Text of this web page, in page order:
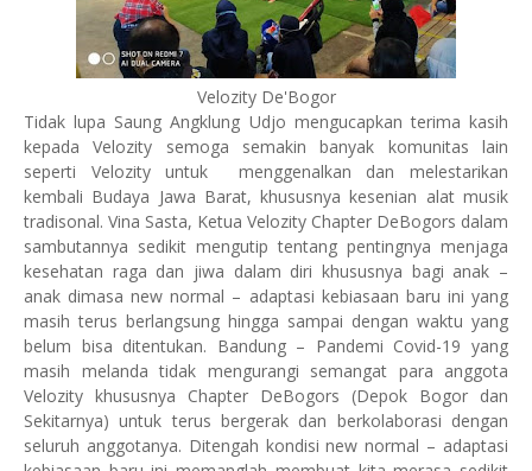
Velozity De'Bogor
Tidak lupa Saung Angklung Udjo mengucapkan terima kasih
kepada Velozity semoga semakin banyak komunitas lain
seperti Velozity untuk menggenalkan dan melestarikan
kembali Budaya Jawa Barat, khususnya kesenian alat musik
tradisonal. Vina Sasta, Ketua Velozity Chapter DeBogors dalam
sambutannya sedikit mengutip tentang pentingnya menjaga
kesehatan raga dan jiwa dalam diri khususnya bagi anak –
anak dimasa new normal – adaptasi kebiasaan baru ini yang
masih terus berlangsung hingga sampai dengan waktu yang
belum bisa ditentukan. Bandung – Pandemi Covid-19 yang
masih melanda tidak mengurangi semangat para anggota
Velozity khususnya Chapter DeBogors (Depok Bogor dan
Sekitarnya) untuk terus bergerak dan berkolaborasi dengan
seluruh anggotanya. Ditengah kondisi new normal – adaptasi